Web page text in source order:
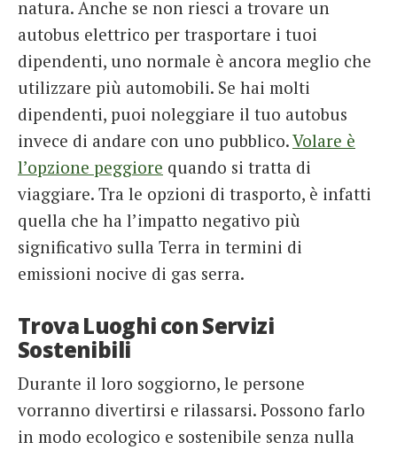
natura. Anche se non riesci a trovare un
autobus elettrico per trasportare i tuoi
dipendenti, uno normale è ancora meglio che
utilizzare più automobili. Se hai molti
dipendenti, puoi noleggiare il tuo autobus
invece di andare con uno pubblico.Volare è
l’opzione peggiore quando si tratta di
viaggiare. Tra le opzioni di trasporto, è infatti
quella che ha l’impatto negativo più
significativo sulla Terra in termini di
emissioni nocive di gas serra.
Trova Luoghi con Servizi
Sostenibili
Durante il loro soggiorno, le persone
vorranno divertirsi e rilassarsi. Possono farlo
in modo ecologico e sostenibile senza nulla